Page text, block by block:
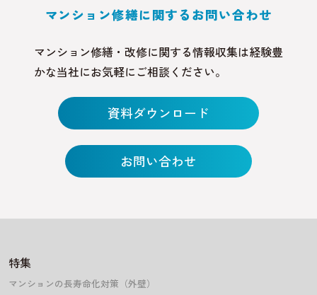
マンション修繕に関するお問い合わせ
マンション修繕・改修に関する情報収集は経験豊
かな当社にお気軽にご相談ください。
資料ダウンロード
お問い合わせ
特集
マンションの長寿命化対策（外壁）